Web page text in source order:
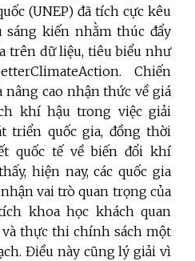
(UNEP) đã tích cực kêu
sáng kiến nhằm thúc đẩy
trên dữ liệu, tiêu biểu như
Chiến
cao nhận thức về giá
khí hậu trong việc giải
triển quốc gia, đồng thời
quốc tế về biến đổi khí
hiện nay, các quốc gia
vai trò quan trọng của
khoa học khách quan
thực thi chính sách một
Điều này cũng lý giải vì